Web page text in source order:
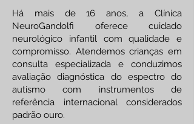
Há mais de 16 anos, a Clínica
NeuroGandolfi oferece cuidado
neurológico infantil com qualidade e
compromisso. Atendemos crianças em
consulta especializada e conduzimos
avaliação diagnóstica do espectro do
autismo com instrumentos de
referência internacional considerados
padrão ouro.